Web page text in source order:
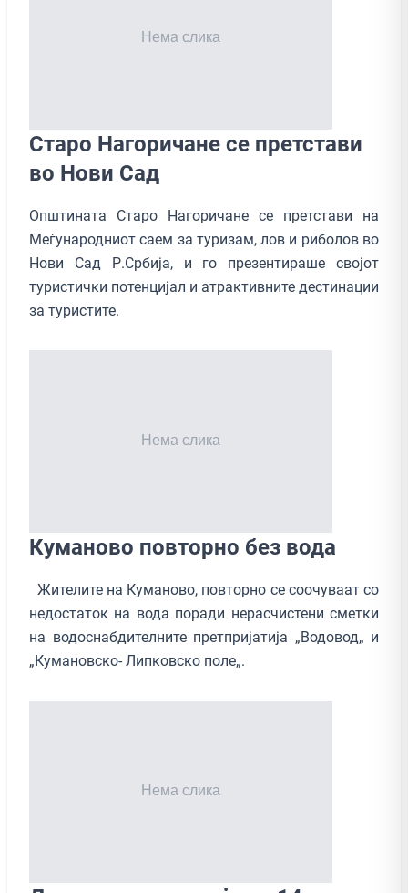
Старо Нагоричане се претстави
во Нови Сад
Општината Старо Нагоричане се претстави на
Меѓународниот саем за туризам, лов и риболов во
Нови Сад Р.Србија, и го презентираше својот
туристички потенцијал и атрактивните дестинации
за туристите.
Куманово повторно без вода
Жителите на Куманово, повторно се соочуваат со
недостаток на вода поради нерасчистени сметки
на водоснабдителните претпријатија „Водовод„ и
„Кумановско- Липковско поле„.